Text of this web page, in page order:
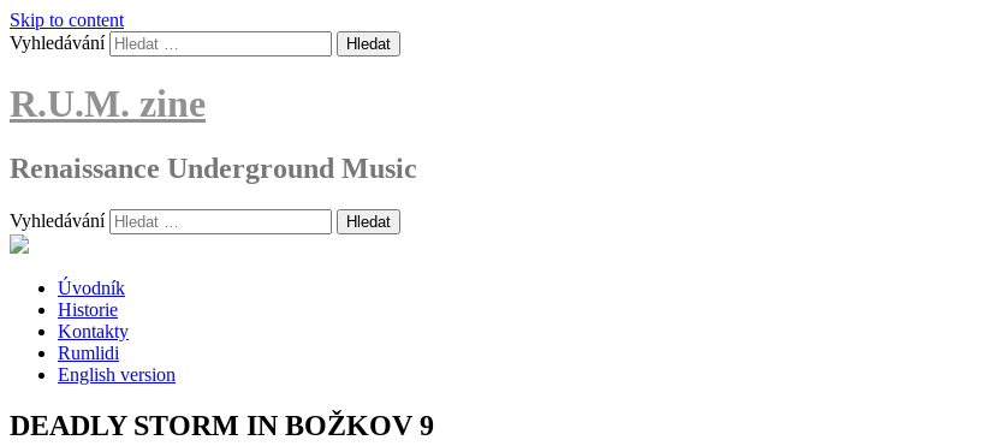
Skip to content
Vyhledávání
R.U.M. zine
Renaissance Underground Music
Vyhledávání
Úvodník
Historie
Kontakty
Rumlidi
English version
DEADLY STORM IN BOŽKOV 9